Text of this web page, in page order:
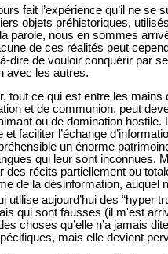
fait l’expérience qu’il ne
objets préhistoriques,
parole, nous en sommes
de ces réalités peut
à-dire de vouloir conquérir par
avec les autres.
tout ce qui est entre les
et de communion, peut
ou de domination
et faciliter l’échange
un énorme
qui leur sont inconnues.
des récits partiellement ou
de la désinformation,
utilise aujourd’hui des “hyper
qui sont fausses (il m'est
choses qu’elle n’a jamais
mais elle devient